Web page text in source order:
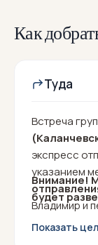
Как
Туда
Встреча
экспресс
указанием
Владимир и
заказной
Внимание!
будет
Показать